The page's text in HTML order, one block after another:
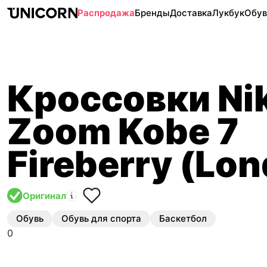
РаспродажаБрендыДоставкаЛукбук
Кроссовки
Zoom Kobe 7
Fireberry
Оригинал
Обувь Обувь для спорта Баскетбол
0